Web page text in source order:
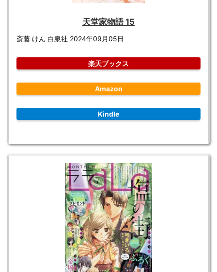
天堂家物語 15
斎藤 けん 白泉社 2024年09月05日
楽天ブックス
Amazon
Kindle